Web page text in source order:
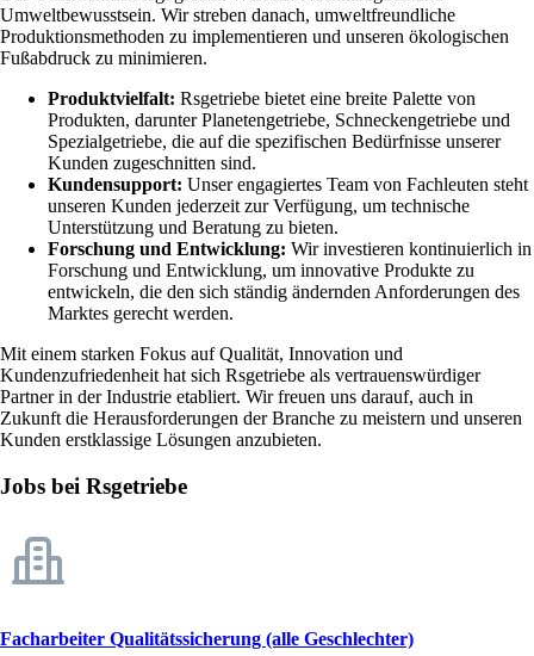
Umweltbewusstsein. Wir streben danach, umweltfreundliche
Produktionsmethoden zu implementieren und unseren ökologischen
Fußabdruck zu minimieren.
Produktvielfalt: Rsgetriebe bietet eine breite Palette von
Produkten, darunter Planetengetriebe, Schneckengetriebe und
Spezialgetriebe, die auf die spezifischen Bedürfnisse unserer
Kunden zugeschnitten sind.
Kundensupport: Unser engagiertes Team von Fachleuten steht
unseren Kunden jederzeit zur Verfügung, um technische
Unterstützung und Beratung zu bieten.
Forschung und Entwicklung: Wir investieren kontinuierlich in
Forschung und Entwicklung, um innovative Produkte zu
entwickeln, die den sich ständig ändernden Anforderungen des
Marktes gerecht werden.
Mit einem starken Fokus auf Qualität, Innovation und
Kundenzufriedenheit hat sich Rsgetriebe als vertrauenswürdiger
Partner in der Industrie etabliert. Wir freuen uns darauf, auch in
Zukunft die Herausforderungen der Branche zu meistern und unseren
Kunden erstklassige Lösungen anzubieten.
Jobs bei Rsgetriebe
Facharbeiter Qualitätssicherung (alle Geschlechter)